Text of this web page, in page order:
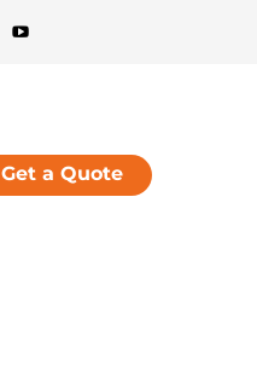
Get a Quote